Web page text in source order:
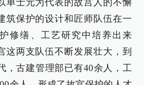
单士元为代表的故宫人的不懈
筑保护的设计和匠师队伍在一
修缮、工艺研究中培养出来
这两支队伍不断发展壮大，到
，古建管理部已有40余人，工